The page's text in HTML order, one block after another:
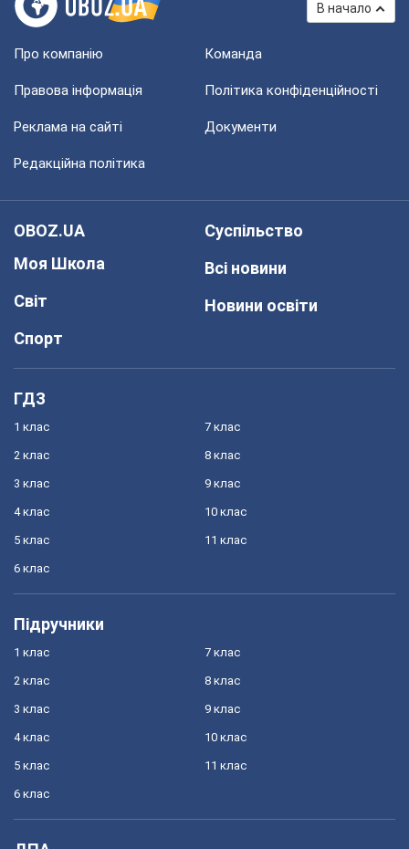
В начало
Про компанію Команда
Правова інформація Політика конфіденційності
Реклама на сайті Документи
Редакційна політика
OBOZ.UA
Моя Школа
Світ
Спорт
Суспільство
Всі новини
Новини освіти
ГДЗ
1 клас
2 клас
3 клас
4 клас
5 клас
6 клас
7 клас
8 клас
9 клас
10 клас
11 клас
Підручники
1 клас
2 клас
3 клас
4 клас
5 клас
6 клас
7 клас
8 клас
9 клас
10 клас
11 клас